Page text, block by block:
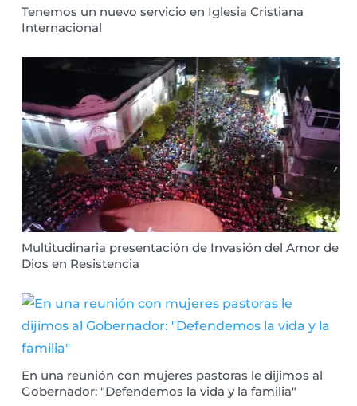
Tenemos un nuevo servicio en Iglesia Cristiana
Internacional
Multitudinaria presentación de Invasión del Amor de
Dios en Resistencia
En una reunión con mujeres pastoras le dijimos al
Gobernador: "Defendemos la vida y la familia"